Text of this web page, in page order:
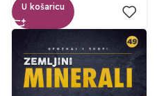
U košaricu